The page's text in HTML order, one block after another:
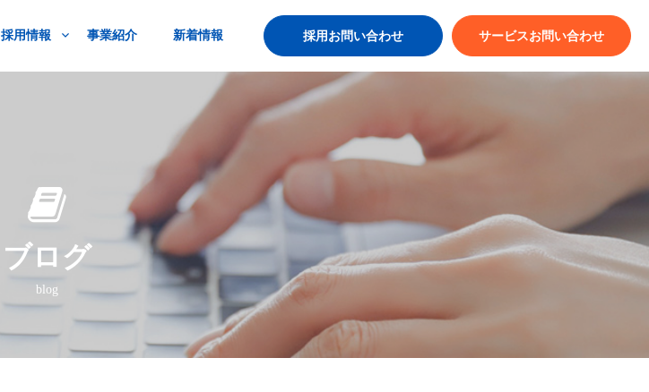
採用情報 事業紹介 新着情報 採用お問い合わせ サービスお問い合わせ
ブログ
blog